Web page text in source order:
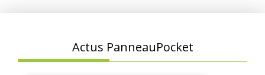
Actus PanneauPocket